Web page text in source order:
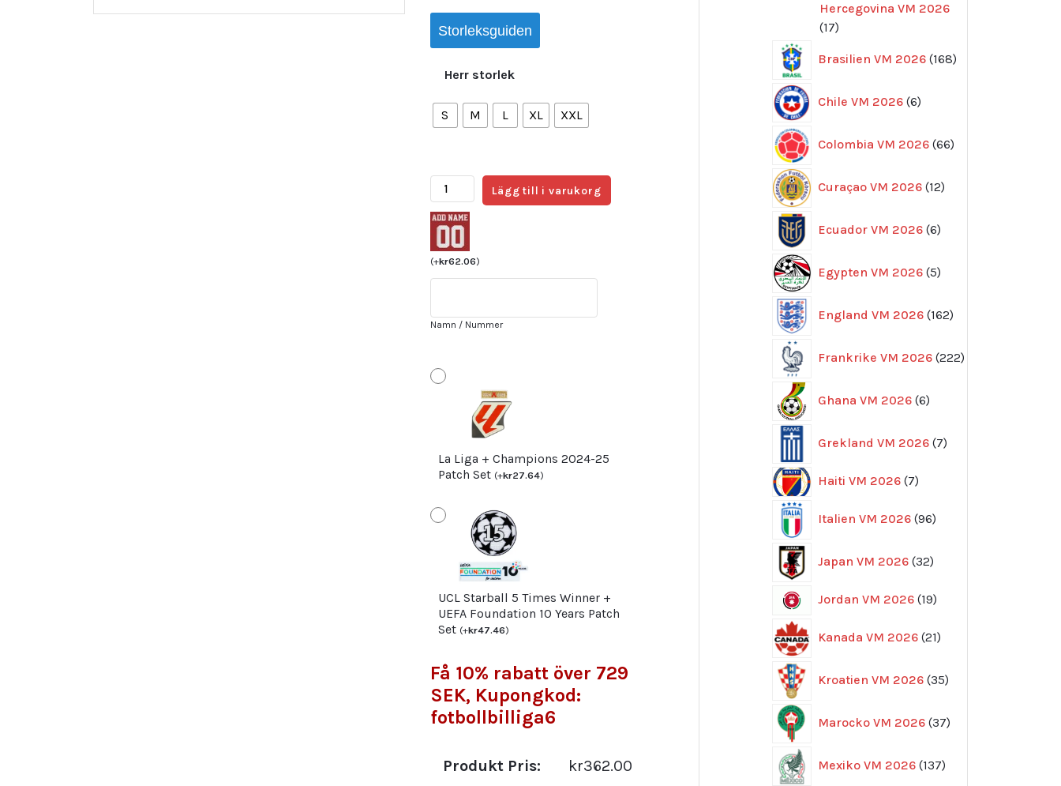
Storleksguiden
Herr storlek
S M L XL XXL
Fotbollströjor
Barcelona
2023
Hemmatröja
Herr
Kortärmad
Korta
tryck
Lägg till i varukorg
(+kr62.06)
Namn / Nummer
La Liga + Champions 2024-25
Patch Set (+kr27.64)
UCL Starball 5 Times Winner +
UEFA Foundation 10 Years Patch
Set (+kr47.46)
Få 10% rabatt över 729
SEK, Kupongkod:
fotbollbilliga6
Produkt Pris: kr362.00
Hercegovina VM 2026
1717
Brasilien VM 2026 168
produkter
Chile VM 2026 6
produkter
Colombia VM 2026 66
produkter
Curaçao VM 2026 12
produkter
Ecuador VM 2026 6
produkter
Egypten VM 2026 5
produkter
England VM 2026 162
produkter
Frankrike VM 2026 222
produkter
Ghana VM 2026 6
produkter
Grekland VM 2026 7
produkter
Haiti VM 2026 77
Italien VM 2026 96
produkter
Japan VM 2026 32
produkter
Jordan VM 2026 1919
Kanada VM 2026 21
produkter
Kroatien VM 2026 35
produkter
Marocko VM 2026 37
produkter
Mexiko VM 2026 137
produkter